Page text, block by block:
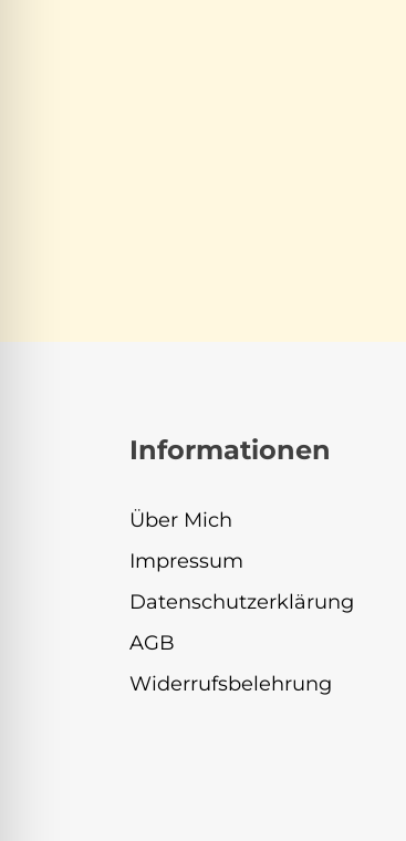
Informationen
Über Mich
Impressum
Datenschutzerklärung
AGB
Widerrufsbelehrung